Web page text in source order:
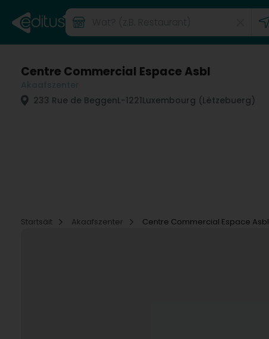
Centre Commercial Espace Asbl
233 Rue de BeggenL-1221Luxembourg (Lëtzebuerg)
Startsäit
Akaafszenter Centre Commercial Espace Asbl